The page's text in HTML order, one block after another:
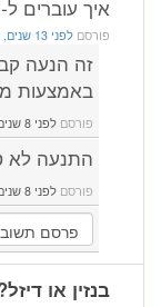
איך עוברים ל-4*4?
פורסם לפני 13 שנים, 6 חודשים
זה הנעה
באמצעות
פורסם לפני 8 שנים, 3 חודשים
התנעה לא
פורסם לפני 8 שנים
בנזין או